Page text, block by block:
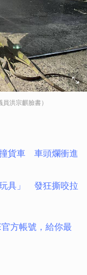
洪宗麒臉書）
貨車 車頭爛衝進
具」 發狂撕咬拉
方帳號，給你最